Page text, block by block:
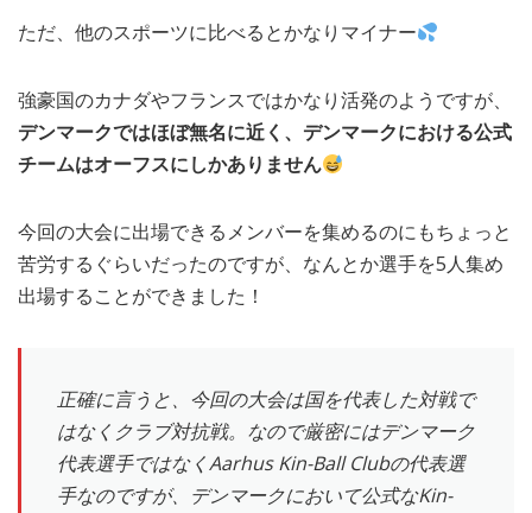
ただ、他のスポーツに比べるとかなりマイナー
強豪国のカナダやフランスではかなり活発のようですが、
デンマークではほぼ無名に近く、デンマークにおける公式
チームはオーフスにしかありません
今回の大会に出場できるメンバーを集めるのにもちょっと
苦労するぐらいだったのですが、なんとか選手を5人集め
出場することができました！
正確に言うと、今回の大会は国を代表した対戦で
はなくクラブ対抗戦。なので厳密にはデンマーク
代表選手ではなくAarhus Kin-Ball Clubの代表選
手なのですが、デンマークにおいて公式なKin-